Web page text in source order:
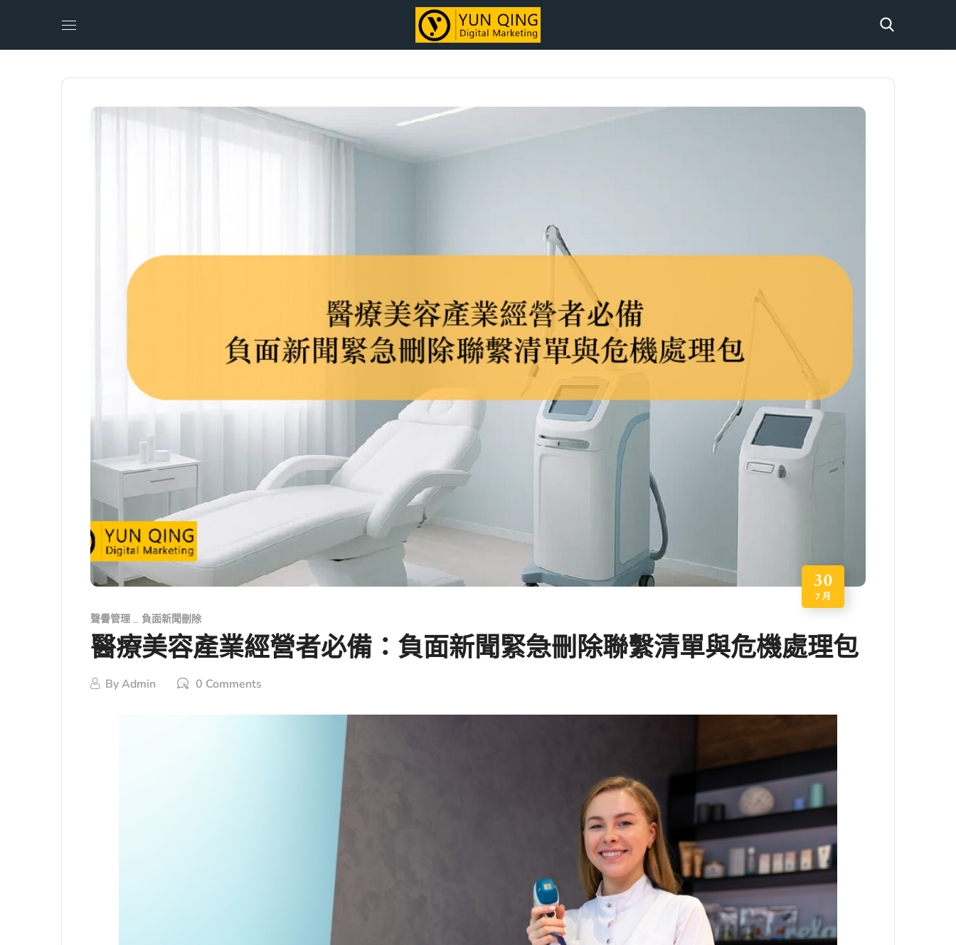
30
7 月
聲譽管理 負面新聞刪除
醫療美容產業經營者必備：負面新聞緊急刪除聯繫清單與危機處理包
ByAdmin 0 Comments